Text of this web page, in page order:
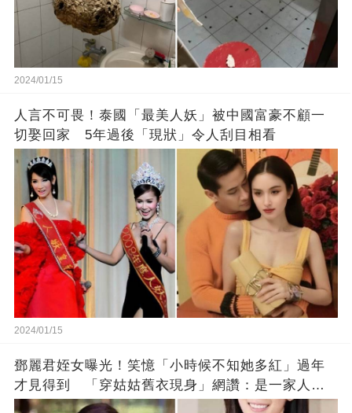
2024/01/15
人言不可畏！泰國「最美人妖」被中國富豪不顧一
切娶回家 5年過後「現狀」令人刮目相看
2024/01/15
鄧麗君姪女曝光！笑憶「小時候不知她多紅」過年
才見得到 「穿姑姑舊衣現身」網讚：是一家人沒
錯!